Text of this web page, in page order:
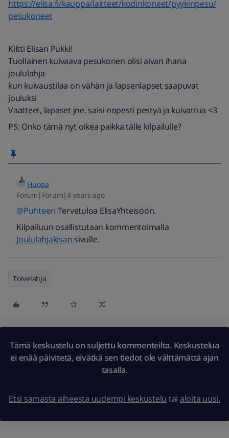
https://elisa.fi/kauppa/laitteet/kodinkoneet/pyykinpesu/
pesukoneet
Kiltti Elisan Pukki!
Tuollainen kuivaava pesukonen olisi aivan ihana
joululahja
kun kuivaustilaa on vähän ja lapsenlapset saapuvat
jouluksi
Vaatteet, lapaset jne. saisi nopesti pestyä ja kuivattua <3
PS: Onko tämä nyt oikea paikka tälle kilpailulle?
Huopa
Forum|Forum|4 years ago
@Puhteeri Tervetuloa ElisaYhteisöön.
Kilpailuun osallistutaan kommentoimalla
Joululahjakisan sivulle.
Toivelahja
Tämä keskustelu on suljettu kommenteilta. Keskustelua
ei enää päivitetä, eivätkä sen tiedot ole välttämättä ajan
tasalla.
Etsi samasta aiheesta uudempi keskustelu tai aloita uusi.